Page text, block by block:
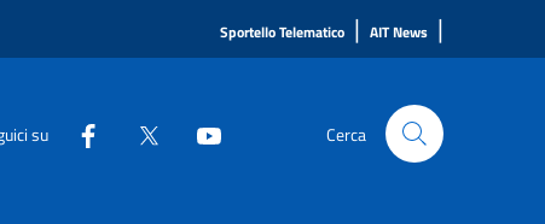
Sportello Telematico | AIT News |
su Cerca